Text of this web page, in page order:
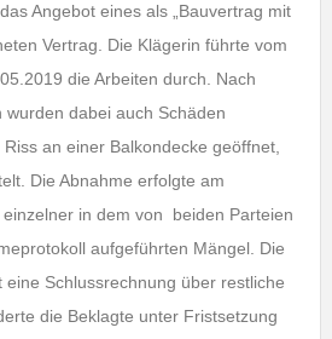
Angebot eines als „Bauvertrag mit
Vertrag. Die Klägerin führte vom
die Arbeiten durch. Nach
dabei auch Schäden
an einer Balkondecke geöffnet,
Die Abnahme erfolgte am
in dem von beiden Parteien
aufgeführten Mängel. Die
eine Schlussrechnung über restliche
die Beklagte unter Fristsetzung